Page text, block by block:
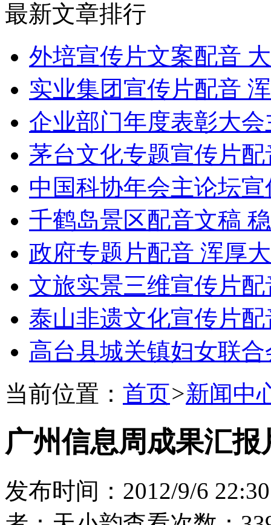
最新文章排行
外培宣传片文案配音
实业集团宣传片配音
企业部门年度表彰大
茅台文化专题宣传片
中国科协年会主论坛
千鹤岛景区配音文稿
政府专题片配音 浑厚
文旅实景三维宣传片
泰山非遗文化宣传片
高台县城关镇妇女联
当前位置： 首页>新闻中
广州信息周成果汇
发布时间：2012/9/6